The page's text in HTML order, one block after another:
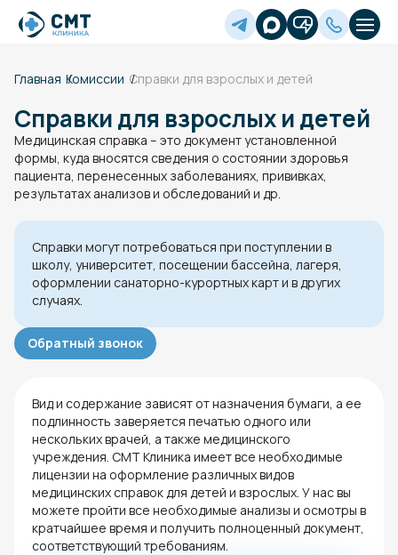
Главная Комиссии Справки для взрослых и детей
Справки для взрослых и детей
Медицинская справка – это документ установленной
формы, куда вносятся сведения о состоянии здоровья
пациента, перенесенных заболеваниях, прививках,
результатах анализов и обследований и др.
Справки могут потребоваться при поступлении в
школу, университет, посещении бассейна, лагеря,
оформлении санаторно-курортных карт и в других
случаях.
Обратный звонок
Вид и содержание зависят от назначения бумаги, а ее
подлинность заверяется печатью одного или
нескольких врачей, а также медицинского
учреждения. СМТ Клиника имеет все необходимые
лицензии на оформление различных видов
медицинских справок для детей и взрослых. У нас вы
можете пройти все необходимые анализы и осмотры в
кратчайшее время и получить полноценный документ,
соответствующий требованиям.